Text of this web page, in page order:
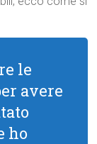
le
avere
ho